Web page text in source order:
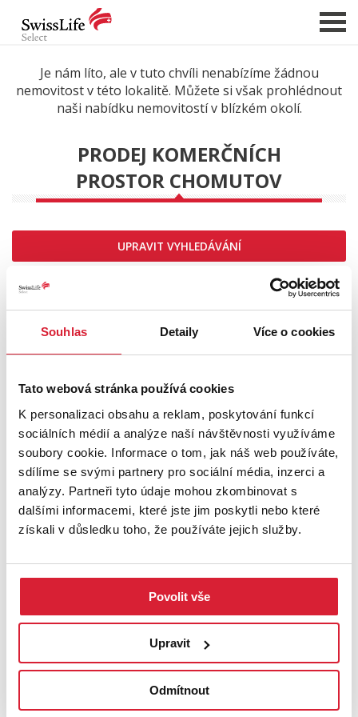
Souhlas Detaily Více o cookies
Tato webová stránka používá cookies
K personalizaci obsahu a reklam, poskytování funkcí
sociálních médií a analýze naší návštěvnosti využíváme
soubory cookie. Informace o tom, jak náš web používáte,
sdílíme se svými partnery pro sociální média, inzerci a
analýzy. Partneři tyto údaje mohou zkombinovat s
dalšími informacemi, které jste jim poskytli nebo které
získali v důsledku toho, že používáte jejich služby.
Povolit vše
Upravit
Odmítnout
NABÍDKA NEMOVITOSTÍ
HLÍDAT NOVÉ NABÍDKY
CHCI OCENIT NEMOVITOST
REFERENCE
FINANCOVÁNÍ / HYPOTÉKA
KONTAKT
Je nám líto, ale v tuto chvíli nenabízíme žádnou
nemovitost v této lokalitě. Můžete si však prohlédnout
naši nabídku nemovitostí v blízkém okolí.
PRODEJ KOMERČNÍCH
PROSTOR CHOMUTOV
UPRAVIT VYHLEDÁVÁNÍ
Řadit od: